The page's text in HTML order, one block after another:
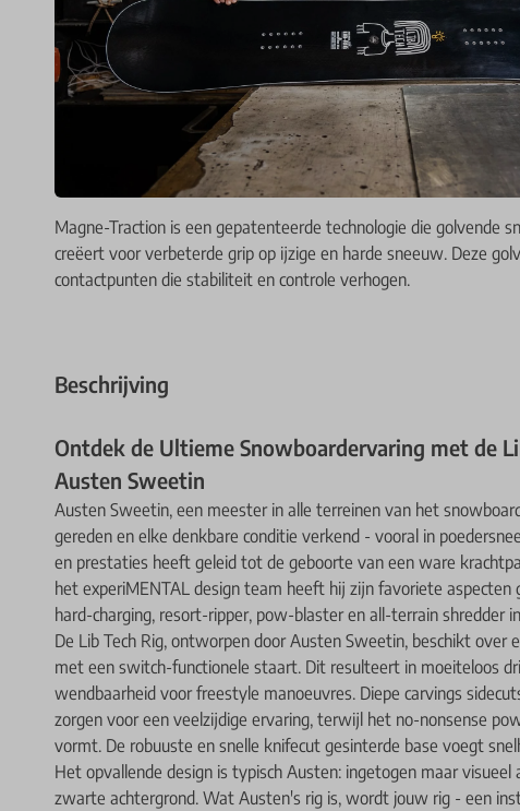
Magne-Traction is een gepatenteerde technologie die golvende
creëert voor verbeterde grip op ijzige en harde sneeuw. Deze
contactpunten die stabiliteit en controle verhogen.
Beschrijving
Ontdek de Ultieme Snowboardervaring met de
Austen Sweetin
Austen Sweetin, een meester in alle terreinen van het
gereden en elke denkbare conditie verkend - vooral in
en prestaties heeft geleid tot de geboorte van een ware
het experiMENTAL design team heeft hij zijn favoriete
hard-charging, resort-ripper, pow-blaster en all-terrain shredder
De Lib Tech Rig, ontworpen door Austen Sweetin, beschikt over
met een switch-functionele staart. Dit resulteert in moeiteloos
wendbaarheid voor freestyle manoeuvres. Diepe carvings
zorgen voor een veelzijdige ervaring, terwijl het no-nonsense
vormt. De robuuste en snelle knifecut gesinterde base voegt
Het opvallende design is typisch Austen: ingetogen maar
zwarte achtergrond. Wat Austen's rig is, wordt jouw rig - een